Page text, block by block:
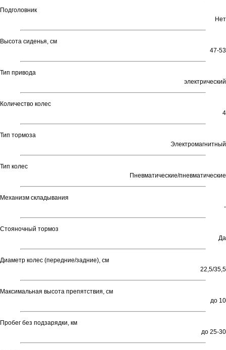
Подголовник
Нет
Высота сиденья, см
47-53
Тип привода
электрический
Количество колес
4
Тип тормоза
Электромагнитный
Тип колес
Пневматические/пневматические
Механизм складывания
-
Стояночный тормоз
Да
Диаметр колес (передние/задние), см
22,5/35,5
Максимальная высота препятствия, см
до 10
Пробег без подзарядки, км
до 25-30